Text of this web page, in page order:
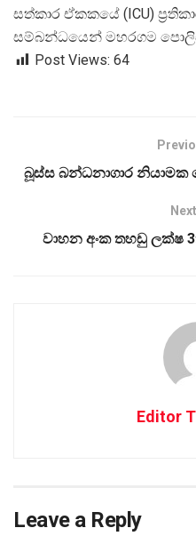
සත්කාර ඒකකයේ (ICU) ප්
සම්බන්ධයෙන් මහරගම
Post Views: 64
බූස්ස බන්ධනාගාර
වාහන අංක තහඩු ලක්ෂ
Editor
Leave a Reply